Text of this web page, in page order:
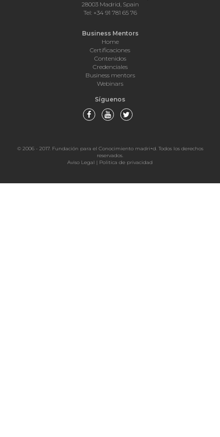
28003 Madrid, Spain
Tel: +34 91 781 65 76
Business Mentors
Home
Certificaciones
Contenidos
Credenciales
Business mentors
Webinars
Síguenos
© 2006 - 2017. Fundación para el Conocimiento madri+d. Todos los derechos
reservados.
Aviso Legal | Politica de privacidad